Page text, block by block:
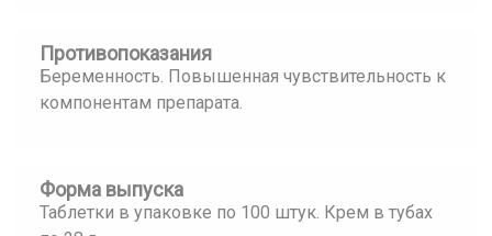
Противопоказания
Беременность. Повышенная чувствительность к
компонентам препарата.
Форма выпуска
Таблетки в упаковке по 100 штук. Крем в тубах